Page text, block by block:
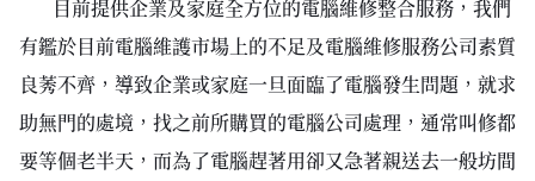
目前提供企業及家庭全方位的電腦維修整合服務，我們
有鑑於目前電腦維護市場上的不足及電腦維修服務公司素質
良莠不齊，導致企業或家庭一旦面臨了電腦發生問題，就求
助無門的處境，找之前所購買的電腦公司處理，通常叫修都
要等個老半天，而為了電腦趕著用卻又急著親送去一般坊間